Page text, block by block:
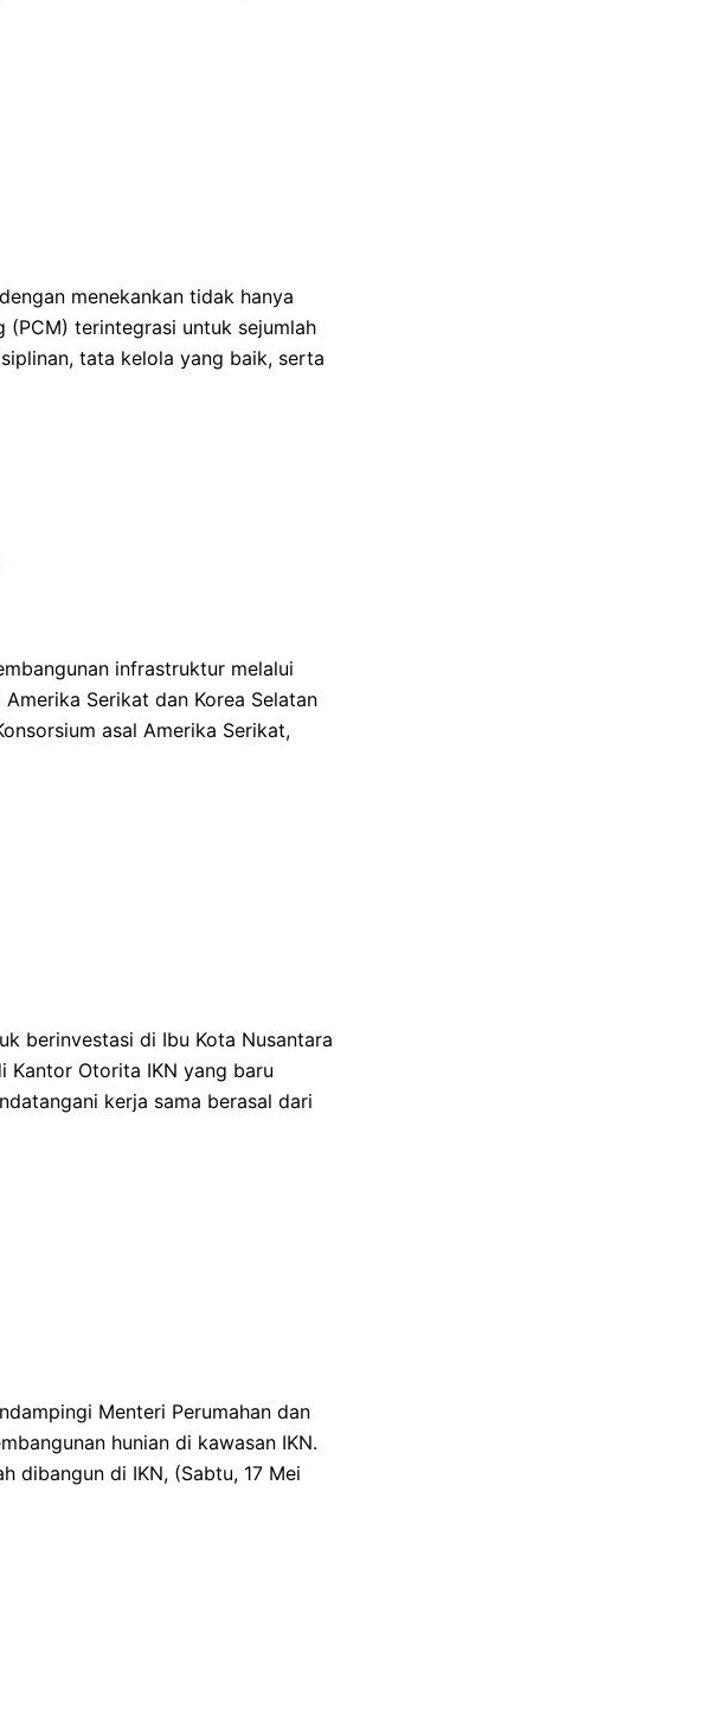
menekankan tidak hanya
terintegrasi untuk sejumlah
tata kelola yang baik, serta
infrastruktur melalui
Serikat dan Korea Selatan
asal Amerika Serikat,
berinvestasi di Ibu Kota Nusantara
Kantor Otorita IKN yang baru
kerja sama berasal dari
Menteri Perumahan dan
hunian di kawasan IKN.
dibangun di IKN, (Sabtu, 17 Mei